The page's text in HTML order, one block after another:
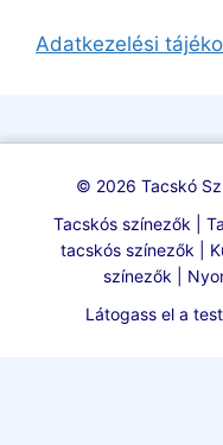
Adatkezelési
© 2026 Tacskó
Tacskós színezők |
tacskós színezők |
színezők |
Látogass el a